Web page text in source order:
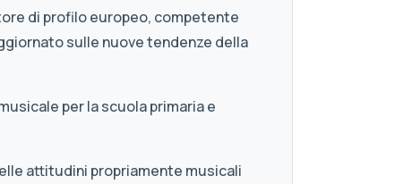
di profilo europeo, competente
sulle nuove tendenze della
per la scuola primaria e
attitudini propriamente musicali